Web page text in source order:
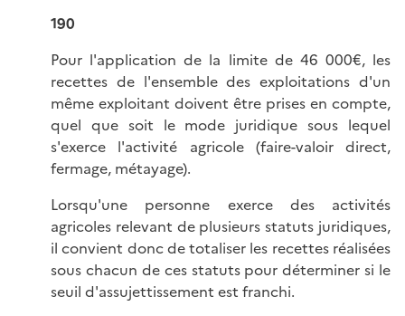
190
Pour l'application de la limite de 46 000€, les
recettes de l'ensemble des exploitations d'un
même exploitant doivent être prises en compte,
quel que soit le mode juridique sous lequel
s'exerce l'activité agricole (faire-valoir direct,
fermage, métayage).
Lorsqu'une personne exerce des activités
agricoles relevant de plusieurs statuts juridiques,
il convient donc de totaliser les recettes réalisées
sous chacun de ces statuts pour déterminer si le
seuil d'assujettissement est franchi.